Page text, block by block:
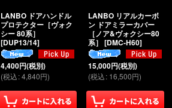
LANBO ドアハンドル
プロテクター［ヴォク
シー 80系］
[DUP13/14]
4,400円(税別)
(税込:4,840円)
LANBO リアルカーボ
ン ドアミラーカバー
［ノア&ヴォクシー80
系］ [DMC-H60]
15,000円(税別)
(税込: 16,500円)